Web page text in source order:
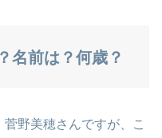
名前は？何歳？
菅野美穂さんですが、こ